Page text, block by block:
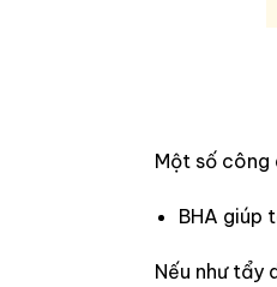
Một số công
BHA giúp
Nếu như tẩy